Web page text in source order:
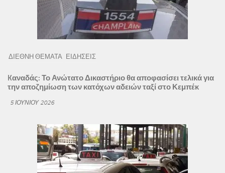
ΔΙΕΘΝΗ ΘΕΜΑΤΑ ΕΙΔΗΣΕΙΣ
Kαναδάς: Το Ανώτατο Δικαστήριο θα αποφασίσει τελικά για
την αποζημίωση των κατόχων αδειών ταξί στο Κεμπέκ
5 ΙΟΥΝΊΟΥ 2026